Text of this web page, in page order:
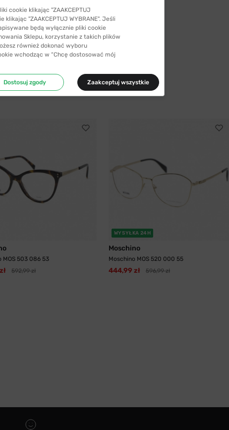
MOS 503 086 53
592,99 zł
WYSYŁKA 24H
Moschino
Moschino MOS 520 000 55
444,99 zł 596,99 zł
cookie klikając "ZAAKCEPTUJ
klikając "ZAAKCEPTUJ WYBRANE". Jeśli
będą wyłącznie pliki cookie
Sklepu, korzystanie z takich plików
również dokonać wyboru
wchodząc w “Chcę dostosować mój
Dostosuj zgody Zaakceptuj wszystkie